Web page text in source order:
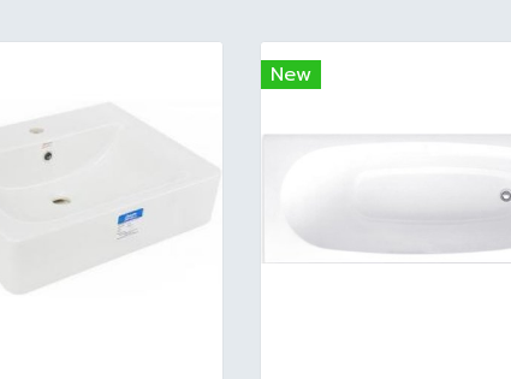
New